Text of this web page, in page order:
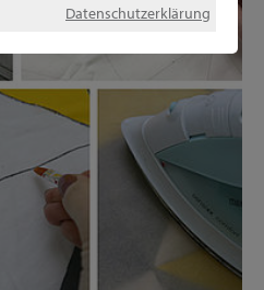
Datenschutzerklärung